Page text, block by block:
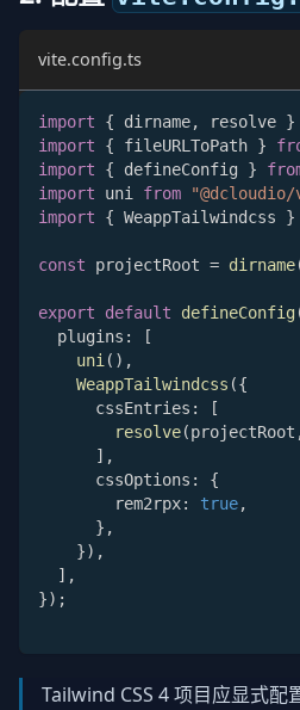
vite.config.ts
import { dirname, resolve }
import
{ fileURLToPath }
import
{ defineConfig }
import uni from
import
{ WeappTailwindcss }
const projectRoot = dirname
export default defineConfig
  plugins
:
[
uni( ) ,
WeappTailwindcss ({
      cssEntries
:
[
resolve(projectRoot
] ,
      cssOptions
:
{
        rem2rpx
: true,
} ,
}) ,
] ,
}) ;
Tailwind CSS 4 项目应显式配